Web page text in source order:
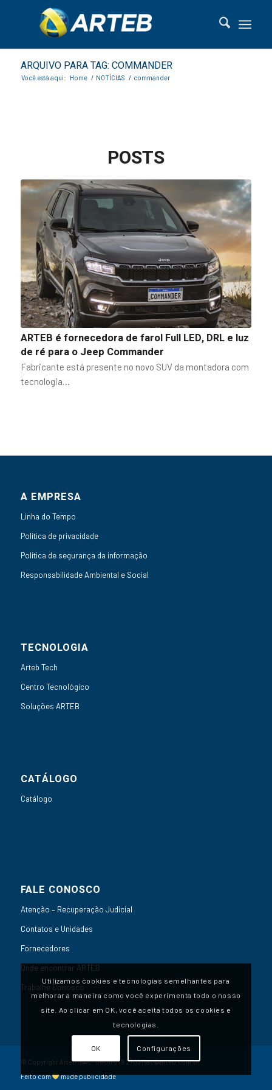
ARQUIVO PARA TAG: COMMANDER
Você está aqui: Home / NOTÍCIAS / commander
POSTS
ARTEB é fornecedora de farol Full LED, DRL e luz
de ré para o Jeep Commander
Fabricante está presente no novo SUV da montadora com
tecnologia…
A EMPRESA
Linha do Tempo
Política de privacidade
Política de segurança da informação
Responsabilidade Ambiental e Social
TECNOLOGIA
Arteb Tech
Centro Tecnológico
Soluções ARTEB
CATÁLOGO
Catálogo
FALE CONOSCO
Atenção – Recuperação Judicial
Contatos e Unidades
Fornecedores
Onde encontrar ARTEB
Trabalhe Conosco
© Copyright Arteb | SAC:0800 019 2703|sac@arteb.com.br
Feito com
mude publicidade
Utilizamos cookies e tecnologias semelhantes para
melhorar a maneira como você experimenta todo o nosso
site. Ao clicar em OK, você aceita todos os cookies e
tecnologias.
OK Configurações